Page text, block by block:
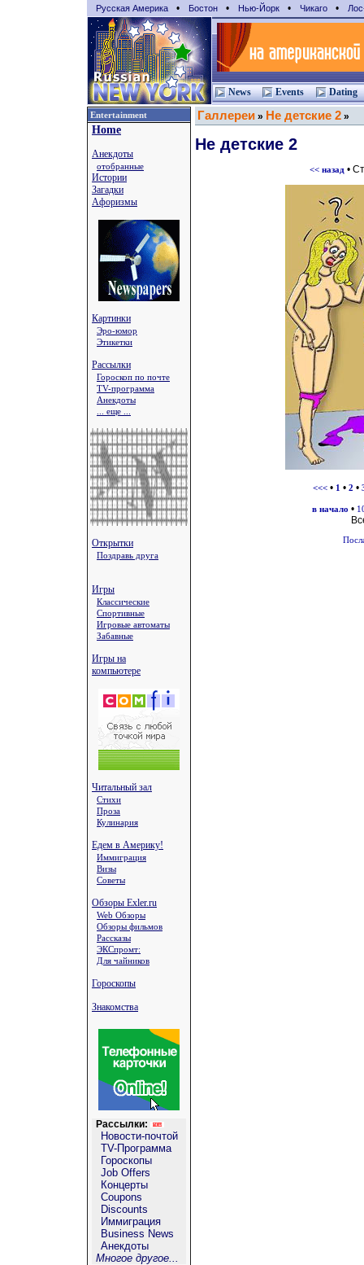
Русская Америка • Бостон • Нью-Йорк • Чикаго •
News Events Dating
Entertainment
Home
Анекдоты
отобранные
Истории
Загадки
Афоризмы
Картинки
Эро-юмор
Этикетки
Рассылки
Гороскоп по почте
TV-программа
Анекдоты
... еще ...
Открытки
Поздравь друга
Игры
Классические
Спортивные
Игровые автоматы
Забавные
Игры на
компьютере
Читальный зал
Стихи
Проза
Кулинария
Едем в Америку!
Иммиграция
Визы
Советы
Обзоры Exler.ru
Web Обзоры
Обзоры фильмов
Рассказы
ЭКСпромт:
Для чайников
Гороскопы
Знакомства
Рассылки:
Новости-почтой
TV-Программа
Гороскопы
Job Offers
Концерты
Coupons
Discounts
Иммиграция
Business News
Анекдоты
Многое другое...
Галлереи » Не детские 2 »
Не детские 2
<< назад •
<<< • 1 • 2 •
в начало •